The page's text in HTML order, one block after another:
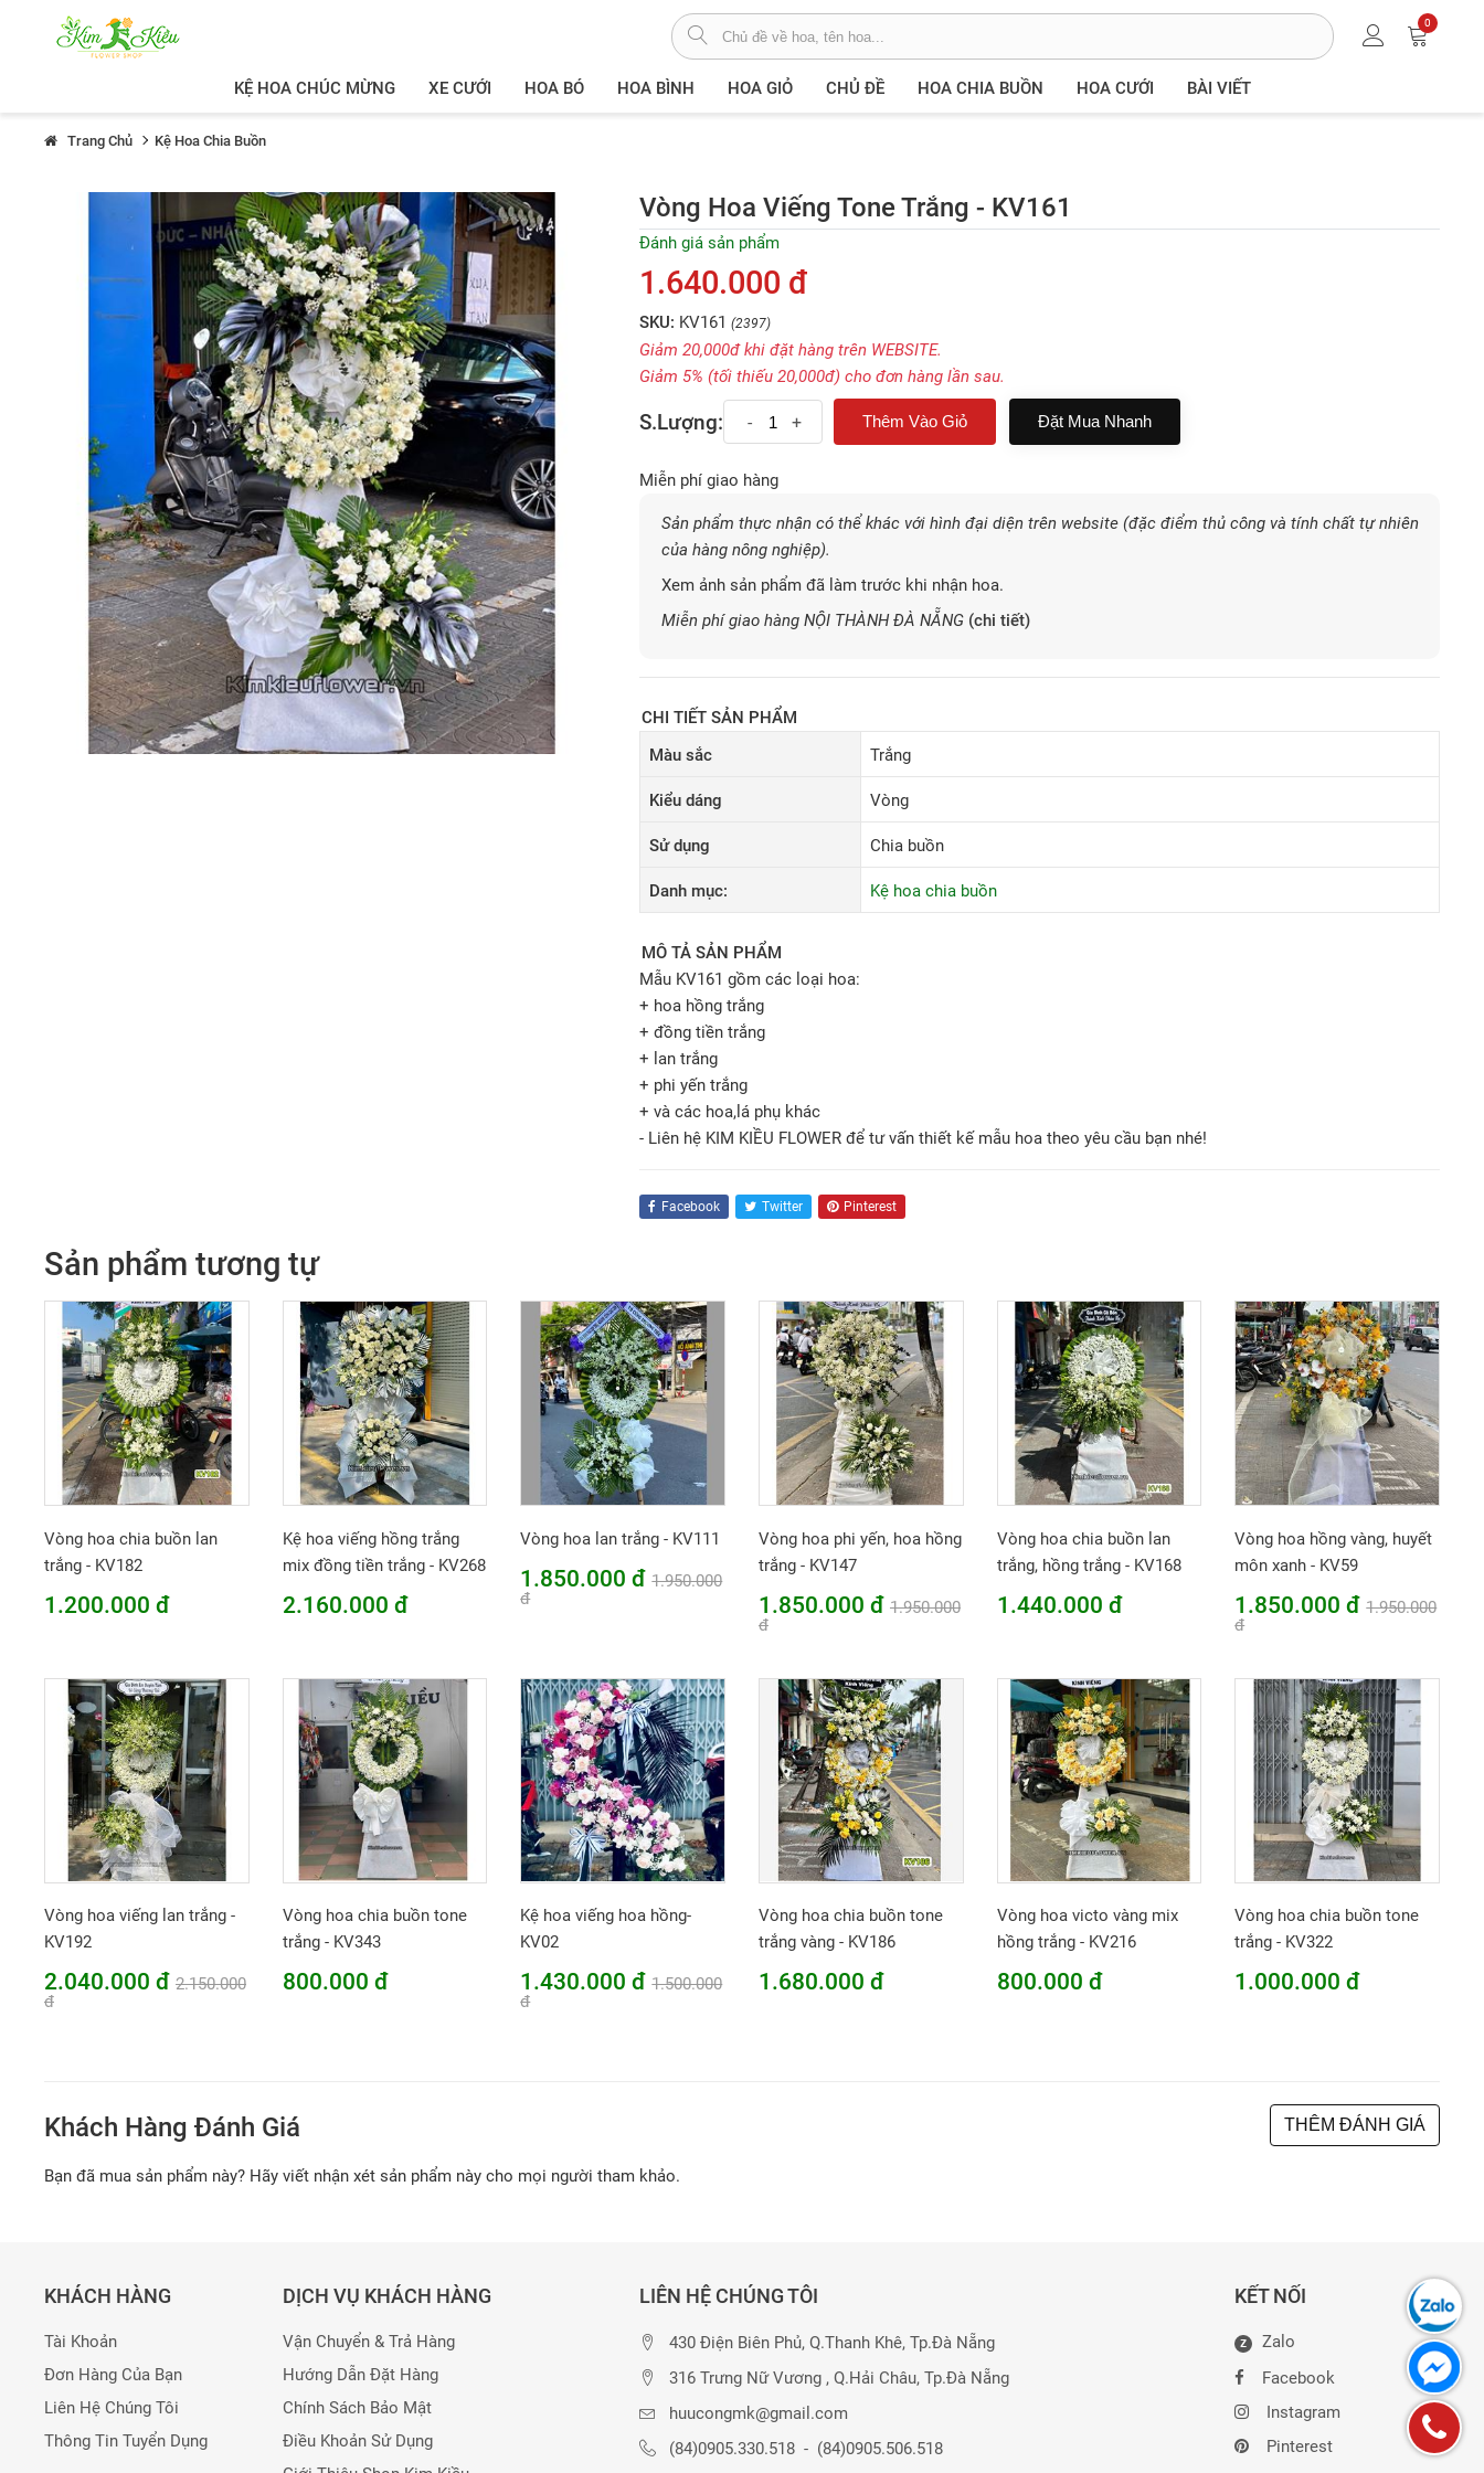
0
KỆ HOA CHÚC MỪNG XE CƯỚI HOA BÓ HOA BÌNH HOA GIỎ CHỦ ĐỀ HOA CHIA BUỒN HOA CƯỚI BÀI VIẾT
Trang Chủ Kệ Hoa Chia Buồn
Vòng Hoa Viếng Tone Trắng - KV161
Đánh giá sản phẩm
1.640.000 đ
SKU: KV161 (2397)
Giảm 20,000đ khi đặt hàng trên WEBSITE.
Giảm 5% (tối thiếu 20,000đ) cho đơn hàng lần sau.
S.Lượng: - + Đặt Mua Nhanh
Miễn phí giao hàng
Sản phẩm thực nhận có thể khác với hình đại diện trên website (đặc điểm thủ công và tính chất tự nhiên
của hàng nông nghiệp).
Xem ảnh sản phẩm đã làm trước khi nhận hoa.
Miễn phí giao hàng NỘI THÀNH ĐÀ NẴNG (chi tiết)
CHI TIẾT SẢN PHẨM
Màu sắc
Trắng
Kiểu dáng Vòng
Sử dụng Chia buồn
Danh mục: Kệ hoa chia buồn
MÔ TẢ SẢN PHẨM
Mẫu KV161 gồm các loại hoa:
+ hoa hồng trắng
+ đồng tiền trắng
+ lan trắng
+ phi yến trắng
+ và các hoa,lá phụ khác
- Liên hệ KIM KIỀU FLOWER để tư vấn thiết kế mẫu hoa theo yêu cầu bạn nhé!
Facebook Twitter Pinterest
Sản phẩm tương tự
Vòng hoa chia buồn lan
trắng - KV182
1.200.000 đ
Kệ hoa viếng hồng trắng
mix đồng tiền trắng - KV268
2.160.000 đ
Vòng hoa lan trắng - KV111
1.850.000 đ 1.950.000
đ
Vòng hoa phi yến, hoa hồng
trắng - KV147
1.850.000 đ 1.950.000
đ
Vòng hoa chia buồn lan
trắng, hồng trắng - KV168
1.440.000 đ
Vòng hoa hồng vàng, huyết
môn xanh - KV59
1.850.000 đ 1.950.000
đ
Vòng hoa viếng lan trắng -
KV192
2.040.000 đ 2.150.000
đ
Vòng hoa chia buồn tone
trắng - KV343
800.000 đ
Kệ hoa viếng hoa hồng-
KV02
1.430.000 đ 1.500.000
đ
Vòng hoa chia buồn tone
trắng vàng - KV186
1.680.000 đ
Vòng hoa victo vàng mix
hồng trắng - KV216
800.000 đ
Vòng hoa chia buồn tone
trắng - KV322
1.000.000 đ
Khách Hàng Đánh Giá THÊM ĐÁNH GIÁ
Bạn đã mua sản phẩm này? Hãy viết nhận xét sản phẩm này cho mọi người tham khảo.
KHÁCH HÀNG
Tài Khoản
Đơn Hàng Của Bạn
Liên Hệ Chúng Tôi
Thông Tin Tuyển Dụng
DỊCH VỤ KHÁCH HÀNG
Vận Chuyển & Trả Hàng
Hướng Dẫn Đặt Hàng
Chính Sách Bảo Mật
Điều Khoản Sử Dụng
LIÊN HỆ CHÚNG TÔI
430 Điện Biên Phủ, Q.Thanh Khê, Tp.Đà Nẵng
316 Trưng Nữ Vương , Q.Hải Châu, Tp.Đà Nẵng
huucongmk@gmail.com
(84)0905.330.518 - (84)0905.506.518
KẾT NỐI
Z
Zalo
Facebook
Instagram
Pinterest